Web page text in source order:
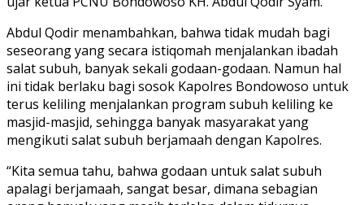
Abdul Qodir menambahkan, bahwa tidak mudah bagi
seseorang yang secara istiqomah menjalankan ibadah
salat subuh, banyak sekali godaan-godaan. Namun hal
ini tidak berlaku bagi sosok Kapolres Bondowoso untuk
terus keliling menjalankan program subuh keliling ke
masjid-masjid, sehingga banyak masyarakat yang
mengikuti salat subuh berjamaah dengan Kapolres.
“Kita semua tahu, bahwa godaan untuk salat subuh
apalagi berjamaah, sangat besar, dimana sebagian